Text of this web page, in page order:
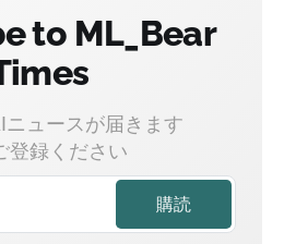
to ML_Bear
ニュースが届きます
登録ください